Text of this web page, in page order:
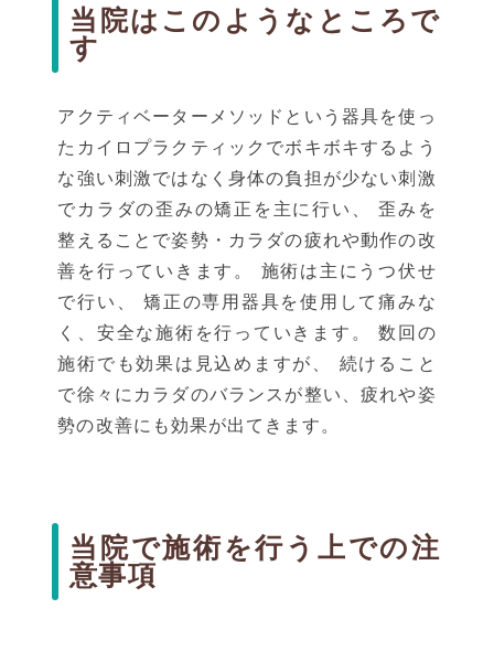
当院はこのようなところで
す
アクティベーターメソッドという器具を使っ
たカイロプラクティックでボキボキするよう
な強い刺激ではなく身体の負担が少ない刺激
でカラダの歪みの矯正を主に行い、 歪みを
整えることで姿勢・カラダの疲れや動作の改
善を行っていきます。 施術は主にうつ伏せ
で行い、 矯正の専用器具を使用して痛みな
く、安全な施術を行っていきます。 数回の
施術でも効果は見込めますが、 続けること
で徐々にカラダのバランスが整い、疲れや姿
勢の改善にも効果が出てきます。
当院で施術を行う上での注
意事項